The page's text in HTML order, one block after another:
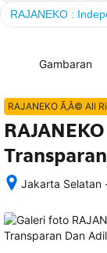
RAJANEKO :
Gambaran
RAJANEKO Ã‚Â© All
Jakarta Selatan
memesan,
rincian